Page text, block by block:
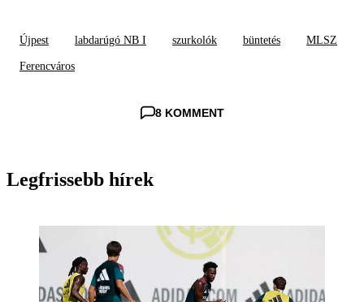
Újpest labdarúgó NB I szurkolók büntetés MLSZ
Ferencváros
8 KOMMENT
Legfrissebb hírek